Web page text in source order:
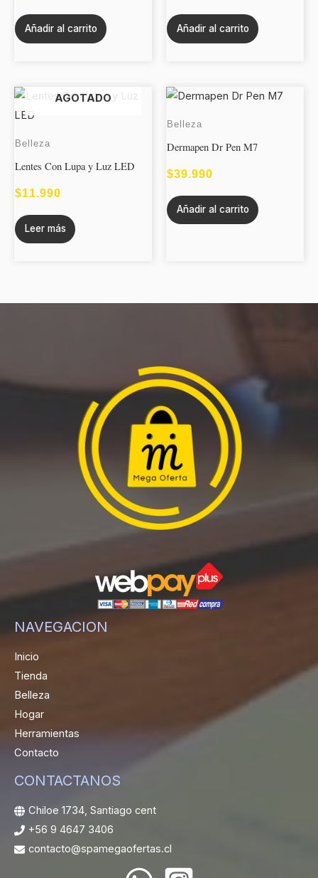
Añadir al carrito Añadir al carrito
AGOTADO
Belleza
Lentes Con Lupa y Luz LED
$11.990
Leer más
Belleza
Dermapen Dr Pen M7
$39.990
Añadir al carrito
NAVEGACION
Inicio
Tienda
Belleza
Hogar
Herramientas
Contacto
CONTACTANOS
Chiloe 1734, Santiago cent
+56 9 4647 3406
contacto@spamegaofertas.cl